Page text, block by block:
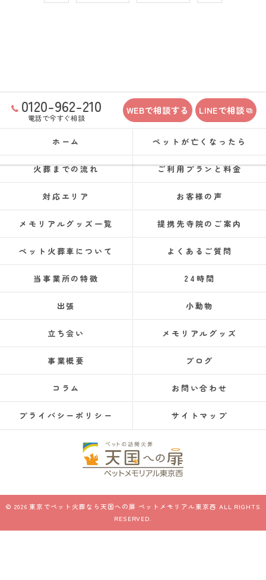
0120-962-210
電話で今すぐ相談
WEBで相談する LINEで相談
ホーム ペットが亡くなったら
火葬までの流れ ご利用プランと料金
対応エリア お客様の声
メモリアルグッズ一覧 提携先寺院のご案内
ペット火葬車について よくあるご質問
当事業所の特徴 24時間
出張 小動物
立ち会い メモリアルグッズ
事業概要 ブログ
コラム お問い合わせ
プライバシーポリシー サイトマップ
© 2026 東京でペット火葬なら天国への扉 ペットメモリアル東京西 ALL RIGHTS
RESERVED.